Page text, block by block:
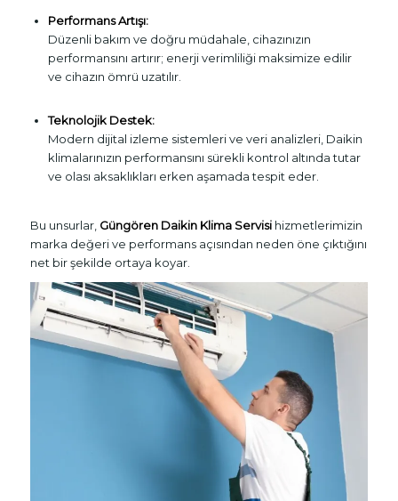
Performans Artışı:
Düzenli bakım ve doğru müdahale, cihazınızın
performansını artırır; enerji verimliliği maksimize edilir
ve cihazın ömrü uzatılır.
Teknolojik Destek:
Modern dijital izleme sistemleri ve veri analizleri, Daikin
klimalarınızın performansını sürekli kontrol altında tutar
ve olası aksaklıkları erken aşamada tespit eder.
Bu unsurlar, Güngören Daikin Klima Servisihizmetlerimizin
marka değeri ve performans açısından neden öne çıktığını
net bir şekilde ortaya koyar.